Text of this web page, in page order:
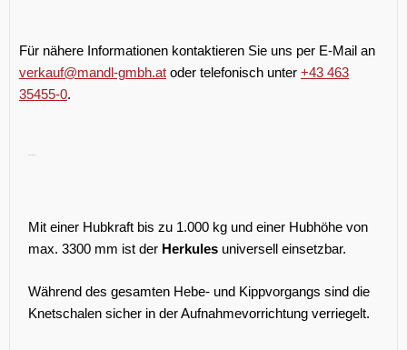
Für nähere Informationen kontaktieren Sie uns per E-Mail an
verkauf@mandl-gmbh.at oder telefonisch unter +43 463
35455-0.
Mit einer Hubkraft bis zu 1.000 kg und einer Hubhöhe von
max. 3300 mm ist der Herkules universell einsetzbar.
Während des gesamten Hebe- und Kippvorgangs sind die
Knetschalen sicher in der Aufnahmevorrichtung verriegelt.